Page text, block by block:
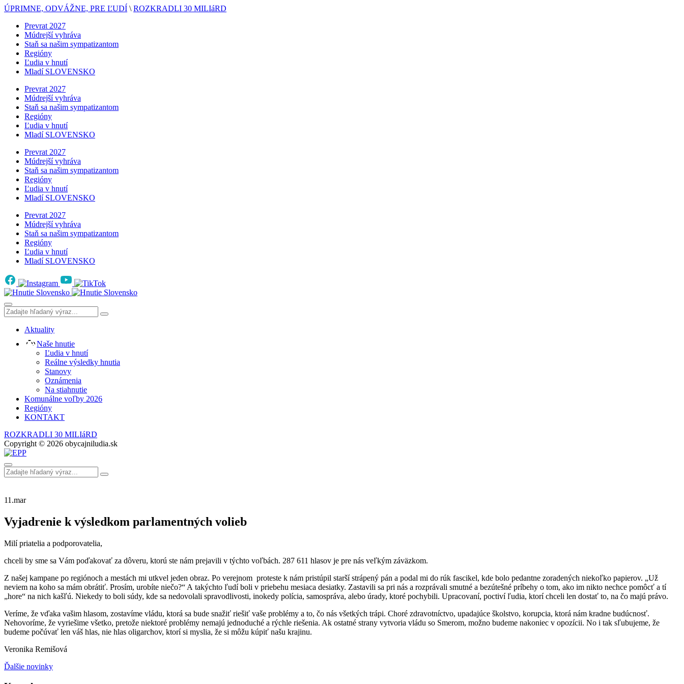
ÚPRIMNE, ODVÁŽNE, PRE ĽUDÍ \ ROZKRADLI 30 MILIáRD
Prevrat 2027
Múdrejší vyhráva
Staň sa našim sympatizantom
Regióny
Ľudia v hnutí
Mladí SLOVENSKO
Prevrat 2027
Múdrejší vyhráva
Staň sa našim sympatizantom
Regióny
Ľudia v hnutí
Mladí SLOVENSKO
Prevrat 2027
Múdrejší vyhráva
Staň sa našim sympatizantom
Regióny
Ľudia v hnutí
Mladí SLOVENSKO
Prevrat 2027
Múdrejší vyhráva
Staň sa našim sympatizantom
Regióny
Ľudia v hnutí
Mladí SLOVENSKO
Aktuality
Naše hnutie
Ľudia v hnutí
Reálne výsledky hnutia
Stanovy
Oznámenia
Na stiahnutie
Komunálne voľby 2026
Regióny
KONTAKT
ROZKRADLI 30 MILIáRD
Copyright © 2026 obycajniludia.sk
11.mar
Vyjadrenie k výsledkom parlamentných volieb
Milí priatelia a podporovatelia,
chceli by sme sa Vám poďakovať za dôveru, ktorú ste nám prejavili v týchto voľbách. 287 611 hlasov je pre nás veľkým záväzkom.
Z našej kampane po regiónoch a mestách mi utkvel jeden obraz. Po verejnom proteste k nám pristúpil starší strápený pán a podal mi do rúk fascikel, kde bolo pedantne zoradených niekoľko papierov. „Už
neviem na koho sa mám obrátiť. Prosím, urobíte niečo?“ A takýchto ľudí boli v priebehu mesiaca desiatky. Zastavili sa pri nás a rozprávali smutné a bezútešné príbehy o tom, ako im nikto nechce pomôcť a tí
„hore“ na nich kašľú. Niekedy to boli súdy, kde sa nedovolali spravodlivosti, inokedy polícia, samospráva, alebo úrady, ktoré pochybili. Upracovaní, poctiví ľudia, ktorí chceli len dostať to, na čo majú právo.
Veríme, že vďaka vašim hlasom, zostavíme vládu, ktorá sa bude snažiť riešiť vaše problémy a to, čo nás všetkých trápi. Choré zdravotníctvo, upadajúce školstvo, korupcia, ktorá nám kradne budúcnosť.
Nehovoríme, že vyriešime všetko, pretože niektoré problémy nemajú jednoduché a rýchle riešenia. Ak ostatné strany vytvoria vládu so Smerom, možno budeme nakoniec v opozícii. No i tak sľubujeme, že
budeme počúvať len váš hlas, nie hlas oligarchov, ktorí si myslia, že si môžu kúpiť našu krajinu.
Veronika Remišová
Ďalšie novinky